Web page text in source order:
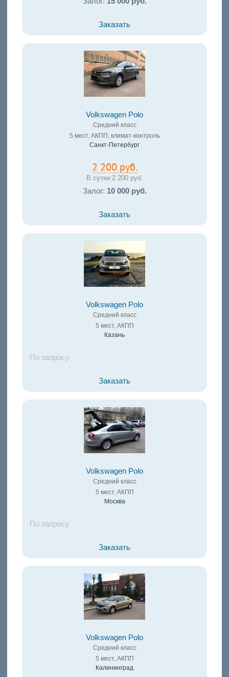
Заказать
Volkswagen Polo
Средний класс
5 мест, АКПП, климат-контроль
Санкт-Петербург
2 200 руб.
В сутки:2 200 руб.
Залог: 10 000 руб.
Заказать
Volkswagen Polo
Средний класс
5 мест, АКПП
Казань
По запросу
Заказать
Volkswagen Polo
Средний класс
5 мест, АКПП
Москва
По запросу
Заказать
Volkswagen Polo
Средний класс
5 мест, АКПП
Калининград